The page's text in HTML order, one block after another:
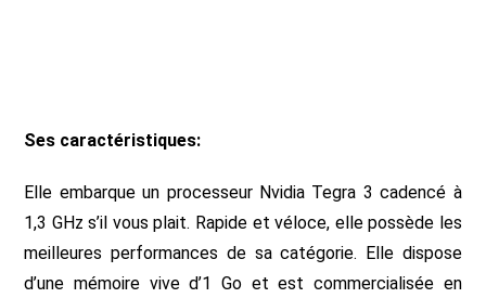
Ses caractéristiques:
Elle embarque un processeur Nvidia Tegra 3 cadencé à
1,3 GHz s’il vous plait. Rapide et véloce, elle possède les
meilleures performances de sa catégorie. Elle dispose
d’une mémoire vive d’1 Go et est commercialisée en